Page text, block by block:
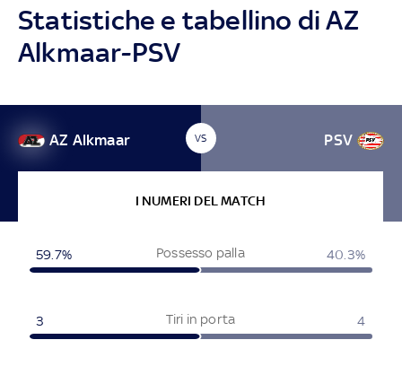
Statistiche e tabellino di AZ
Alkmaar-PSV
AZ Alkmaar VS PSV
I NUMERI DEL MATCH
Possesso palla
59.7% 40.3%
Tiri in porta
3 4